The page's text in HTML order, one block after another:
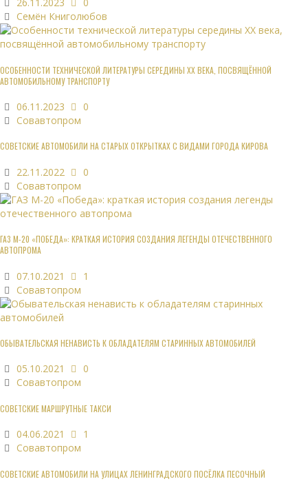
Семён Книголюбов
ОСОБЕННОСТИ ТЕХНИЧЕСКОЙ ЛИТЕРАТУРЫ СЕРЕДИНЫ XX ВЕКА, ПОСВЯЩЁННОЙ
АВТОМОБИЛЬНОМУ ТРАНСПОРТУ
06.11.2023
0
Совавтопром
СОВЕТСКИЕ АВТОМОБИЛИ НА СТАРЫХ ОТКРЫТКАХ С ВИДАМИ ГОРОДА КИРОВА
22.11.2022
0
Совавтопром
ГАЗ М-20 «ПОБЕДА»: КРАТКАЯ ИСТОРИЯ СОЗДАНИЯ ЛЕГЕНДЫ ОТЕЧЕСТВЕННОГО
АВТОПРОМА
07.10.2021
1
Совавтопром
ОБЫВАТЕЛЬСКАЯ НЕНАВИСТЬ К ОБЛАДАТЕЛЯМ СТАРИННЫХ АВТОМОБИЛЕЙ
05.10.2021
0
Совавтопром
СОВЕТСКИЕ МАРШРУТНЫЕ ТАКСИ
04.06.2021
1
Совавтопром
СОВЕТСКИЕ АВТОМОБИЛИ НА УЛИЦАХ ЛЕНИНГРАДСКОГО ПОСЁЛКА ПЕСОЧНЫЙ